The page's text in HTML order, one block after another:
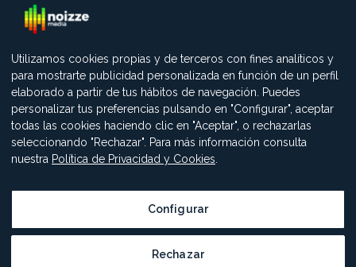
POLÍTICA DE COOKIES
Utilizamos cookies propias y de terceros con fines analíticos y
para mostrarte publicidad personalizada en función de un perfil
elaborado a partir de tus hábitos de navegación. Puedes
personalizar tus preferencias pulsando en "Configurar", aceptar
todas las cookies haciendo clic en "Aceptar", o rechazarlas
seleccionando "Rechazar". Para más información consulta
nuestra Política de Privacidad y Cookies
Configurar
Rechazar